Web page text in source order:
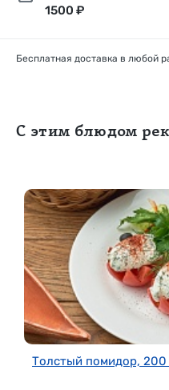
1500 ₽
Бесплатная доставка в любой
С этим блюдом
Толстый помидор, 200